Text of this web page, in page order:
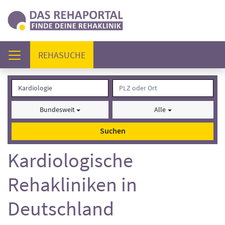
REHASUCHE(AKTUELL)
Bundesweit Alle
Suchen
Kardiologische
Rehakliniken in
Deutschland